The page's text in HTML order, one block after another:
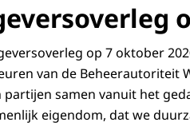
op 7 oktober
van de Beheerautoriteit
samen vanuit het
eigendom, dat we